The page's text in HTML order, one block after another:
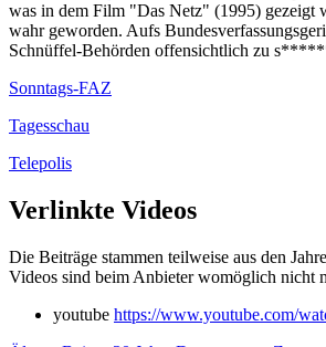
was in dem Film "Das Netz" (1995) gezeigt
wahr geworden. Aufs
Schnüffel-Behörden offensichtlich zu
Sonntags-FAZ
Tagesschau
Telepolis
Verlinkte Videos
Die Beiträge stammen teilweise aus den
Videos sind beim Anbieter womöglich nicht
youtube https://www.youtube.com/